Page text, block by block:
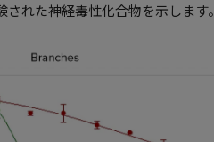
れた神経毒性化合物を示します。